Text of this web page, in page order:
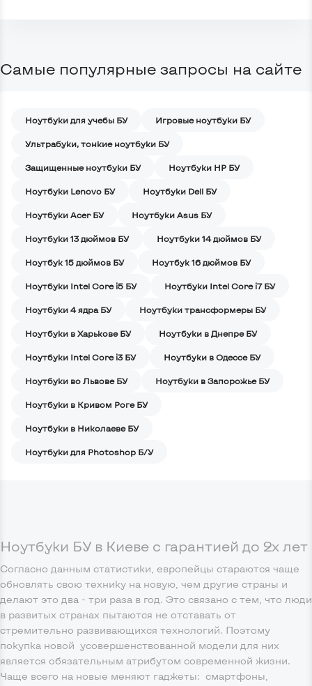
Самые популярные запросы на сайте
Ноутбуки для учебы БУ Игровые ноутбуки БУ
Ультрабуки, тонкие ноутбуки БУ
Защищенные ноутбуки БУ Ноутбуки HP БУ
Ноутбуки Lenovo БУ Ноутбуки Dell БУ
Ноутбуки Acer БУ Ноутбуки Asus БУ
Ноутбуки 13 дюймов БУ Ноутбуки 14 дюймов БУ
Ноутбук 15 дюймов БУ Ноутбук 16 дюймов БУ
Ноутбуки Intel Core i5 БУ Ноутбуки Intel Core i7 БУ
Ноутбуки 4 ядра БУ Ноутбуки трансформеры БУ
Ноутбуки в Харькове БУ Ноутбуки в Днепре БУ
Ноутбуки Intel Core i3 БУ Ноутбуки в Одессе БУ
Ноутбуки во Львове БУ Ноутбуки в Запорожье БУ
Ноутбуки в Кривом Роге БУ
Ноутбуки в Николаеве БУ
Ноутбуки для Photoshop Б/У
Ноутбуки БУ в Киеве с гарантией до 2х лет
Согласно данным статистики, европейцы стараются чаще
обновлять свою технику на новую, чем другие страны и
делают это два - три раза в год. Это связано с тем, что люди
в развитых странах пытаются не отставать от
стремительно развивающихся технологий. Поэтому
покупка новой усовершенствованной модели для них
является обязательным атрибутом современной жизни.
Чаще всего на новые меняют гаджеты: смартфоны,